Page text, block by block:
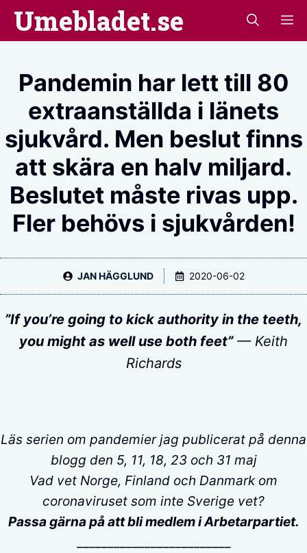
Hoppa
Umebladet.se
Pandemin har lett till 80
extraanställda i länets
sjukvård. Men beslut finns
att skära en halv miljard.
Beslutet måste rivas upp.
Fler behövs i sjukvården!
JAN HÄGGLUND 2020-06-02
”If you’re going to kick authority in the teeth,
you might as well use both feet”— Keith
Richards
Läs serien om pandemier jag publicerat på denna
blogg den 5, 11, 18, 23 och 31 maj
Vad vet Norge, Finland och Danmark om
coronaviruset som inte Sverige vet?
Passa gärna på att bli medlem i Arbetarpartiet.